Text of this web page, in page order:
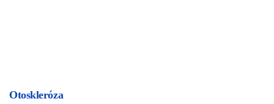
Otoskleróza